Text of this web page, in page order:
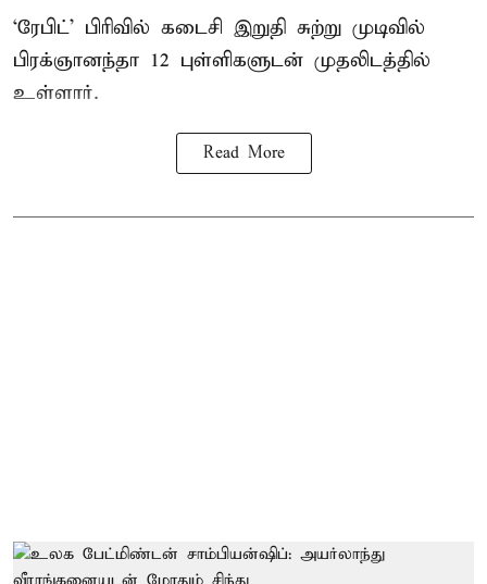
‘ரேபிட்’ பிரிவில் கடைசி இறுதி சுற்று முடிவில்
பிரக்ஞானந்தா 12 புள்ளிகளுடன் முதலிடத்தில்
உள்ளார்.
Read More